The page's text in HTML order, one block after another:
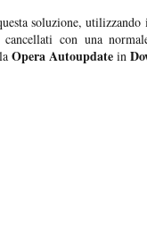
soluzione,
con una
Opera Autoupdate in